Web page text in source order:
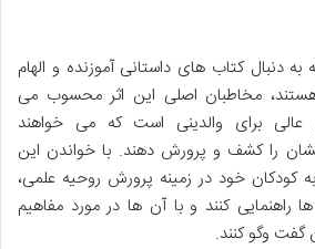
به دنبال کتاب های داستانی آموزنده و الهام
مخاطبان اصلی این اثر محسوب می
عالی برای والدینی است که می خواهند
را کشف و پرورش دهند. با خواندن این
کودکان خود در زمینه پرورش روحیه علمی،
راهنمایی کنند و با آن ها در مورد مفاهیم
گفت وگو کنند.